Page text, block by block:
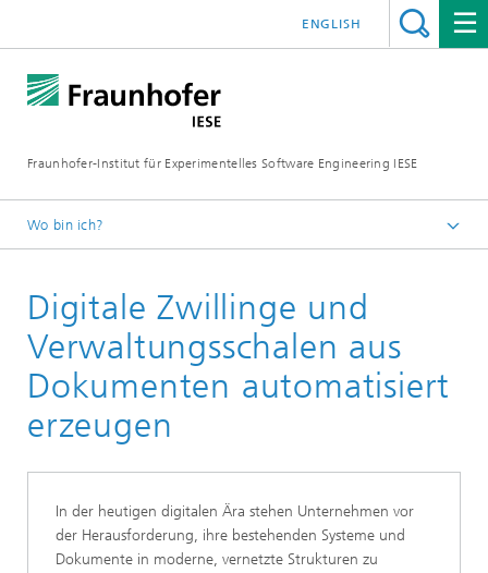
Fraunhofer-Institut für Experimentelles Software Engineering IESE
ENGLISH
Wo bin ich?
QAI4SE
Digitale Zwillinge und
Verwaltungsschalen aus
Dokumenten automatisiert
erzeugen
In der heutigen digitalen Ära stehen Unternehmen vor
der Herausforderung, ihre bestehenden Systeme und
Dokumente in moderne, vernetzte Strukturen zu